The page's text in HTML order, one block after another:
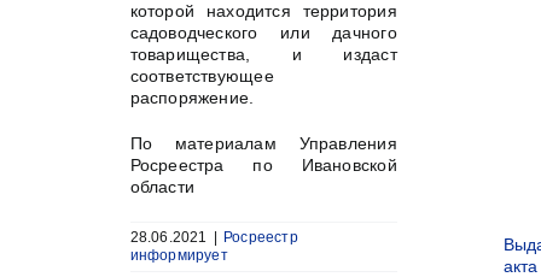
которой находится территория
садоводческого или дачного
товарищества, и издаст
соответствующее
распоряжение.
По материалам Управления
Росреестра по Ивановской
области
28.06.2021
Росреестр
информирует
акта